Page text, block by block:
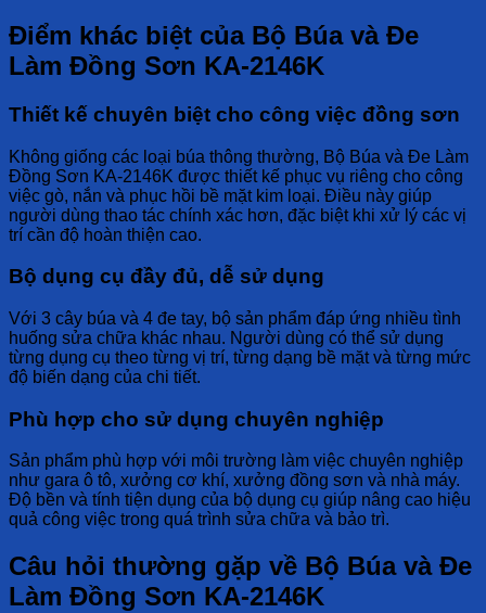
Điểm khác biệt của Bộ Búa và Đe
Làm Đồng Sơn KA-2146K
Thiết kế chuyên biệt cho công việc đồng sơn
Không giống các loại búa thông thường, Bộ Búa và Đe Làm
Đồng Sơn KA-2146K được thiết kế phục vụ riêng cho công
việc gò, nắn và phục hồi bề mặt kim loại. Điều này giúp
người dùng thao tác chính xác hơn, đặc biệt khi xử lý các vị
trí cần độ hoàn thiện cao.
Bộ dụng cụ đầy đủ, dễ sử dụng
Với 3 cây búa và 4 đe tay, bộ sản phẩm đáp ứng nhiều tình
huống sửa chữa khác nhau. Người dùng có thể sử dụng
từng dụng cụ theo từng vị trí, từng dạng bề mặt và từng mức
độ biến dạng của chi tiết.
Phù hợp cho sử dụng chuyên nghiệp
Sản phẩm phù hợp với môi trường làm việc chuyên nghiệp
như gara ô tô, xưởng cơ khí, xưởng đồng sơn và nhà máy.
Độ bền và tính tiện dụng của bộ dụng cụ giúp nâng cao hiệu
quả công việc trong quá trình sửa chữa và bảo trì.
Câu hỏi thường gặp về Bộ Búa và Đe
Làm Đồng Sơn KA-2146K